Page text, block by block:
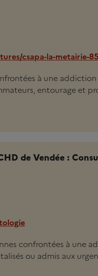
csapa-la-metairie-
à une
entourage et
de Vendée :
confrontées à une
ou admis aux